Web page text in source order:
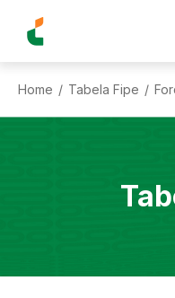
Home / Tabela Fipe /